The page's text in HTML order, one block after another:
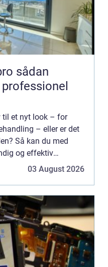
et nyt look – for
– eller er det
Så kan du med
og effektiv
03 August 2026